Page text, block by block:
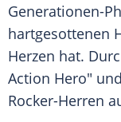
Generationen-
hartgesottenen
Herzen hat.
Action Hero" und
Rocker-Herren